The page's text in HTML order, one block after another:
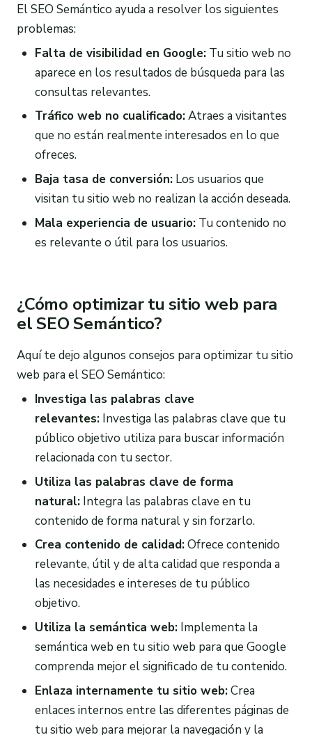
El SEO Semántico ayuda a resolver los siguientes
problemas:
Falta de visibilidad en Google:Tu sitio web no
aparece en los resultados de búsqueda para las
consultas relevantes.
Tráfico web no cualificado:Atraes a visitantes
que no están realmente interesados en lo que
ofreces.
Baja tasa de conversión:Los usuarios que
visitan tu sitio web no realizan la acción deseada.
Mala experiencia de usuario:Tu contenido no
es relevante o útil para los usuarios.
¿Cómo optimizar tu sitio web para
el SEO Semántico?
Aquí te dejo algunos consejos para optimizar tu sitio
web para el SEO Semántico:
Investiga las palabras clave
relevantes:Investiga las palabras clave que tu
público objetivo utiliza para buscar información
relacionada con tu sector.
Utiliza las palabras clave de forma
natural:Integra las palabras clave en tu
contenido de forma natural y sin forzarlo.
Crea contenido de calidad:Ofrece contenido
relevante, útil y de alta calidad que responda a
las necesidades e intereses de tu público
objetivo.
Utiliza la semántica web:Implementa la
semántica web en tu sitio web para que Google
comprenda mejor el significado de tu contenido.
Enlaza internamente tu sitio web:Crea
enlaces internos entre las diferentes páginas de
tu sitio web para mejorar la navegación y la